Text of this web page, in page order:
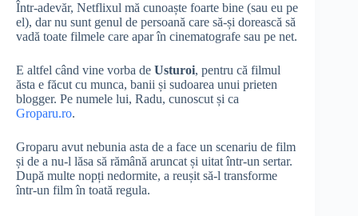
Într-adevăr, Netflixul mă cunoaște foarte bine (sau eu pe
el), dar nu sunt genul de persoană care să-și dorească să
vadă toate filmele care apar în cinematografe sau pe net.
E altfel când vine vorba de Usturoi, pentru că filmul
ăsta e făcut cu munca, banii și sudoarea unui prieten
blogger. Pe numele lui, Radu, cunoscut și ca
Groparu.ro.
Groparu avut nebunia asta de a face un scenariu de film
și de a nu-l lăsa să rămână aruncat și uitat într-un sertar.
După multe nopți nedormite, a reușit să-l transforme
într-un film în toată regula.